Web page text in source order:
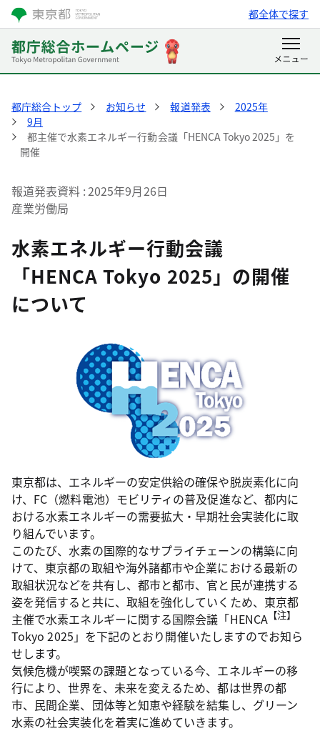
都全体で探す
都庁総合トップ お知らせ 報道発表
2025年
9月
都主催で水素エネルギー行動会議「HENCA Tokyo 2025」を
開催
報道発表資料 2025年9月26日
産業労働局
水素エネルギー行動会議
「HENCA Tokyo 2025」の開催
について
東京都は、エネルギーの安定供給の確保や脱炭素化に向
け、FC（燃料電池）モビリティの普及促進など、都内に
おける水素エネルギーの需要拡大・早期社会実装化に取
り組んでいます。
このたび、水素の国際的なサプライチェーンの構築に向
けて、東京都の取組や海外諸都市や企業における最新の
取組状況などを共有し、都市と都市、官と民が連携する
姿を発信すると共に、取組を強化していくため、東京都
主催で水素エネルギーに関する国際会議「HENCA 【注】
Tokyo 2025」を下記のとおり開催いたしますのでお知ら
せします。
気候危機が喫緊の課題となっている今、エネルギーの移
行により、世界を、未来を変えるため、都は世界の都
市、民間企業、団体等と知恵や経験を結集し、グリーン
水素の社会実装化を着実に進めていきます。